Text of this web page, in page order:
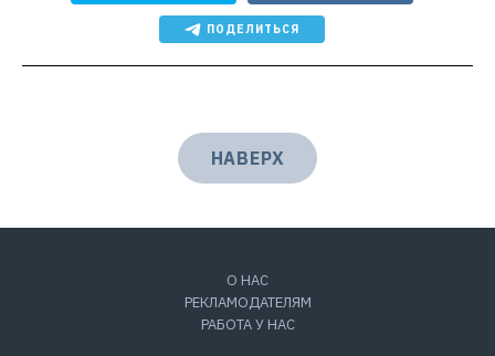
ПОДЕЛИТЬСЯ
НАВЕРХ
О НАС
РЕКЛАМОДАТЕЛЯМ
РАБОТА У НАС